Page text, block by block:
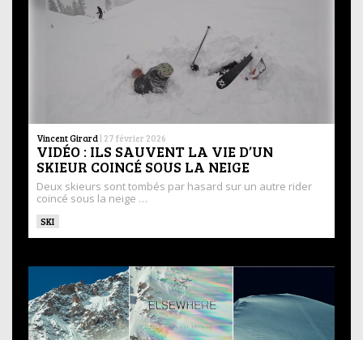
Vincent Girard | 27 février 2026
VIDÉO : ILS SAUVENT LA VIE D’UN
SKIEUR COINCÉ SOUS LA NEIGE
Deux skieurs sont tombés par hasard sur un autre rider
coincé sous la neige …
SKI